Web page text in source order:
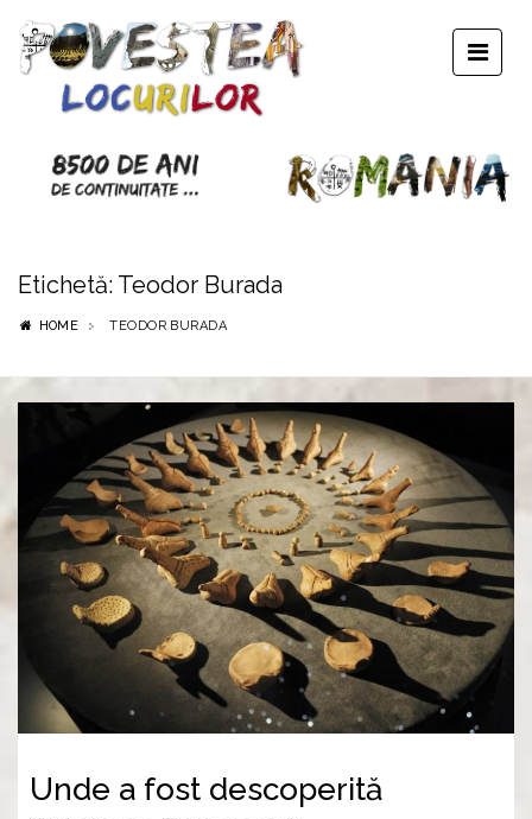
Etichetă: Teodor Burada
HOME TEODOR BURADA
Unde a fost descoperită